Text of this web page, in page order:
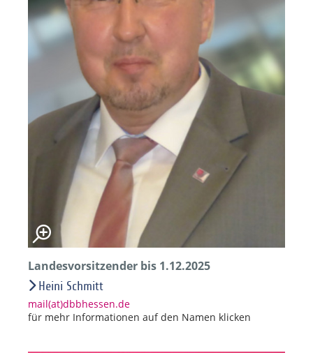
Landesvorsitzender bis 1.12.2025
Heini Schmitt
mail(at)dbbhessen.de
für mehr Informationen auf den Namen klicken